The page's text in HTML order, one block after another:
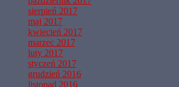
sierpień 2017
maj 2017
kwiecień 2017
marzec 2017
luty 2017
styczeń 2017
grudzień 2016
listopad 2016